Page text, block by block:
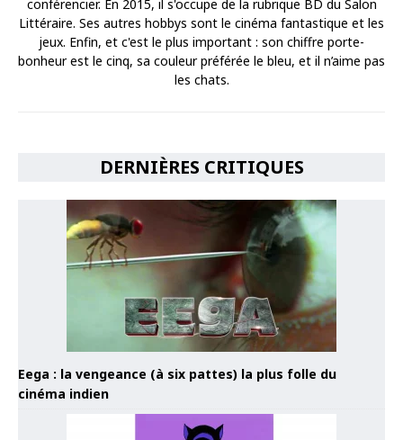
conférencier. En 2015, il s'occupe de la rubrique BD du Salon
Littéraire. Ses autres hobbys sont le cinéma fantastique et les
jeux. Enfin, et c'est le plus important : son chiffre porte-
bonheur est le cinq, sa couleur préférée le bleu, et il n’aime pas
les chats.
DERNIÈRES CRITIQUES
Eega : la vengeance (à six pattes) la plus folle du
cinéma indien